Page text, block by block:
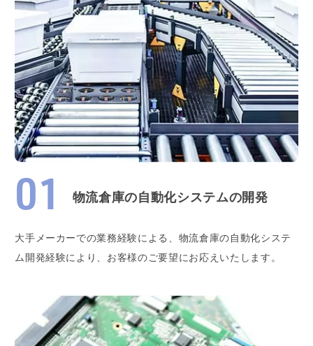
物流倉庫の自動化システムの開発
大手メーカーでの業務経験による、物流倉庫の自動化システ
ム開発経験により、お客様のご要望にお応えいたします。